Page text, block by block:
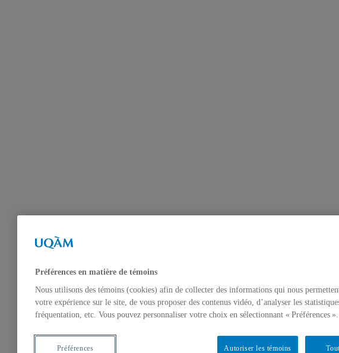
Préférences en matière de témoins
Nous utilisons des témoins (cookies) afin de collecter des informations qui nous
votre expérience sur le site, de vous proposer des contenus vidéo, d’analyser les
fréquentation, etc. Vous pouvez personnaliser votre choix en sélectionnant « Préférences ».
Autoriser les témoins
Préférences